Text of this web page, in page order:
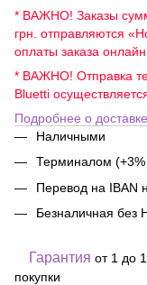
* ВАЖНО! Заказы
грн. отправляются
оплаты заказа
* ВАЖНО! Отправка
Bluetti
Подробнее о доставке
Наличными
Терминалом (+3%
Перевод на IBAN
Безналичная без
Гарантия от 1 до
покупки